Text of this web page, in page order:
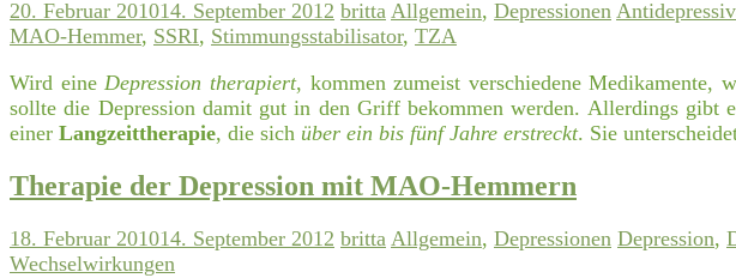
20. Februar 201014. September 2012 britta Allgemein, Depressionen
MAO-Hemmer, SSRI, Stimmungsstabilisator, TZA
Wird eineDepression therapiert, kommen zumeist verschiedene Medikamente,
sollte die Depression damit gut in den Griff bekommen werden. Allerdings gibt
einer Langzeittherapie, die sich über ein bis fünf Jahre erstreckt. Sie
Therapie der Depression mit MAO-Hemmern
18. Februar 201014. September 2012 britta Allgemein, Depressionen Depression,
Wechselwirkungen